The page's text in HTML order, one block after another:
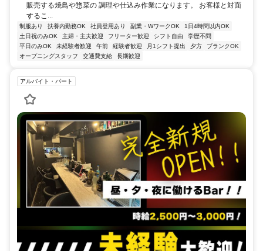
販売する焼鳥や惣菜の 調理や仕込み作業になります。 お客様と対面
するこ...
制服あり 扶養内勤務OK 社員登用あり 副業・WワークOK
1日4時間以内OK
土日祝のみOK
主婦・主夫歓迎 フリーター歓迎 シフト自由
学歴不問
平日のみOK
未経験者歓迎 午前 経験者歓迎 月1シフト提出 夕方
ブランクOK
オープニングスタッフ
交通費支給 長期歓迎
アルバイト・パート